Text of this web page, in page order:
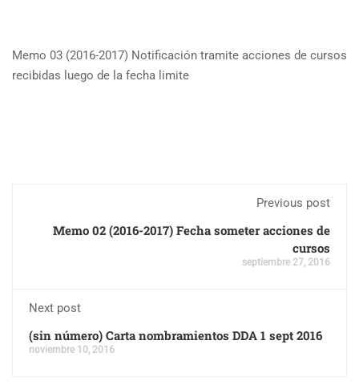
Memo 03 (2016-2017) Notificación tramite acciones de cursos
recibidas luego de la fecha limite
Previous post
Memo 02 (2016-2017) Fecha someter acciones de
cursos
septiembre 27, 2016
Next post
(sin número) Carta nombramientos DDA 1 sept 2016
noviembre 10, 2016